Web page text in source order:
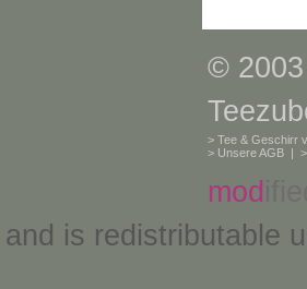
©
> Tee & Geschirr
> Unsere AGB | >
mod
and is redistributable